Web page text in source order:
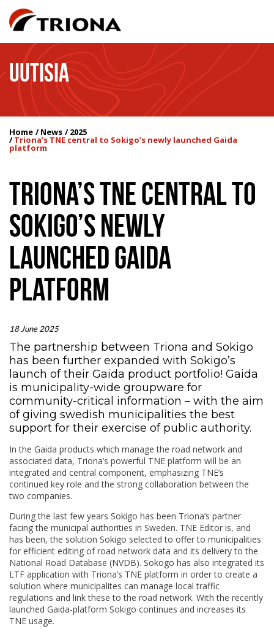
UUTISIA
Home News 2025
Triona’s TNE central to Sokigo’s newly launched Gaida
platform
TRIONA’S TNE CENTRAL TO
SOKIGO’S NEWLY
LAUNCHED GAIDA
PLATFORM
18 June 2025
The partnership between Triona and Sokigo
has been further expanded with Sokigo’s
launch of their Gaida product portfolio! Gaida
is municipality-wide groupware for
community-critical information – with the aim
of giving swedish municipalities the best
support for their exercise of public authority.
In the Gaida products which manage the road network and
associated data, Triona’s powerful TNE platform will be an
integrated and central component, emphasizing TNE’s
continued key role and the strong collaboration between the
two companies.
During the last few years Sokigo has been Triona’s partner
facing the municipal authorities in Sweden. TNE Editor is, and
has been, the solution Sokigo selected to offer to municipalities
for efficient editing of road network data and its delivery to the
National Road Database (NVDB). Sokogo has also integrated its
LTF application with Triona’s TNE platform in order to create a
solution where municipalites can manage local traffic
regulations and link these to the road network. With the recently
launched Gaida-platform Sokigo continues and increases its
TNE usage.